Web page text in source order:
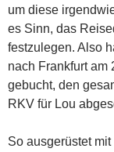
um diese
es Sinn, das
festzulegen. Also
nach Frankfurt am
gebucht, den
RKV für Lou
So ausgerüstet